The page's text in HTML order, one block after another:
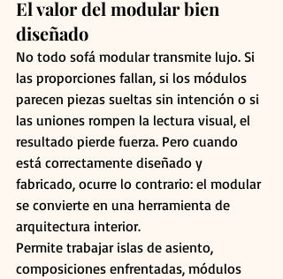
El valor del modular bien
diseñado
No todo sofá modular transmite lujo. Si
las proporciones fallan, si los módulos
parecen piezas sueltas sin intención o si
las uniones rompen la lectura visual, el
resultado pierde fuerza. Pero cuando
está correctamente diseñado y
fabricado, ocurre lo contrario: el modular
se convierte en una herramienta de
arquitectura interior.
Permite trabajar islas de asiento,
composiciones enfrentadas, módulos